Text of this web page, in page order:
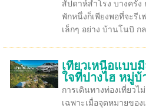
สัปดาห์สำโรง บางครั้
พักหนึ่งก็เพียงพอที่จะรี
เล็กๆ อย่าง บ้านโนบิ กล
เที่ยวเหนือแบบ
ใจที่ปางไฮ หมู่บ้
การเดินทางท่องเที่ยวไ
เฉพาะเมื่อจุดหมายของ